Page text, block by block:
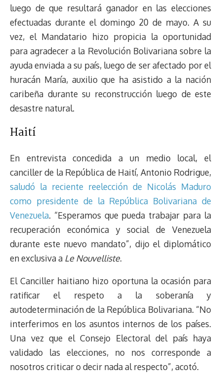
luego de que resultará ganador en las elecciones
efectuadas durante el domingo 20 de mayo. A su
vez, el Mandatario hizo propicia la oportunidad
para agradecer a la Revolución Bolivariana sobre la
ayuda enviada a su país, luego de ser afectado por el
huracán María, auxilio que ha asistido a la nación
caribeña durante su reconstrucción luego de este
desastre natural.
Haití
En entrevista concedida a un medio local, el
canciller de la República de Haití, Antonio Rodrigue,
saludó la reciente reelección de Nicolás Maduro
como presidente de la República Bolivariana de
Venezuela. “Esperamos que pueda trabajar para la
recuperación económica y social de Venezuela
durante este nuevo mandato”, dijo el diplomático
en exclusiva a Le Nouvelliste.
El Canciller haitiano hizo oportuna la ocasión para
ratificar el respeto a la soberanía y
autodeterminación de la República Bolivariana. “No
interferimos en los asuntos internos de los países.
Una vez que el Consejo Electoral del país haya
validado las elecciones, no nos corresponde a
nosotros criticar o decir nada al respecto”, acotó.